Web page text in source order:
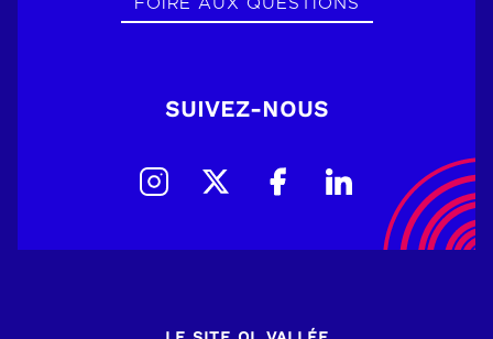
SUIVEZ-NOUS